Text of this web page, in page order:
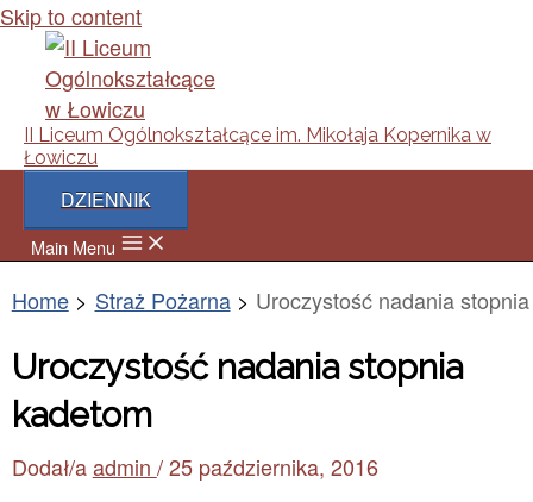
Skip to content
II Liceum Ogólnokształcące im. Mikołaja Kopernika w
Łowiczu
DZIENNIK
Main Menu
Home Straż Pożarna Uroczystość nadania
Uroczystość nadania stopnia
kadetom
Dodał/a admin /25 października, 2016